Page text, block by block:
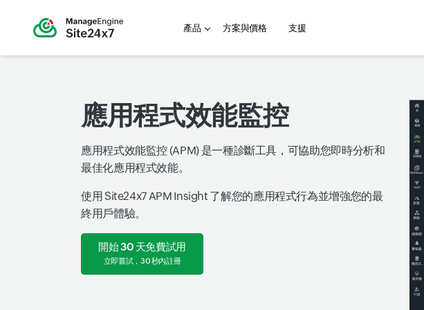
產品 方案與價格 支援
應用程式效能監控
應用程式效能監控 (APM) 是一種診斷工具，可協助您即時分析和
最佳化應用程式效能。
使用 Site24x7 APM Insight 了解您的應用程式行為並增強您的最
終用戶體驗。
開始 30 天免費試用
立即嘗試，30 秒內註冊